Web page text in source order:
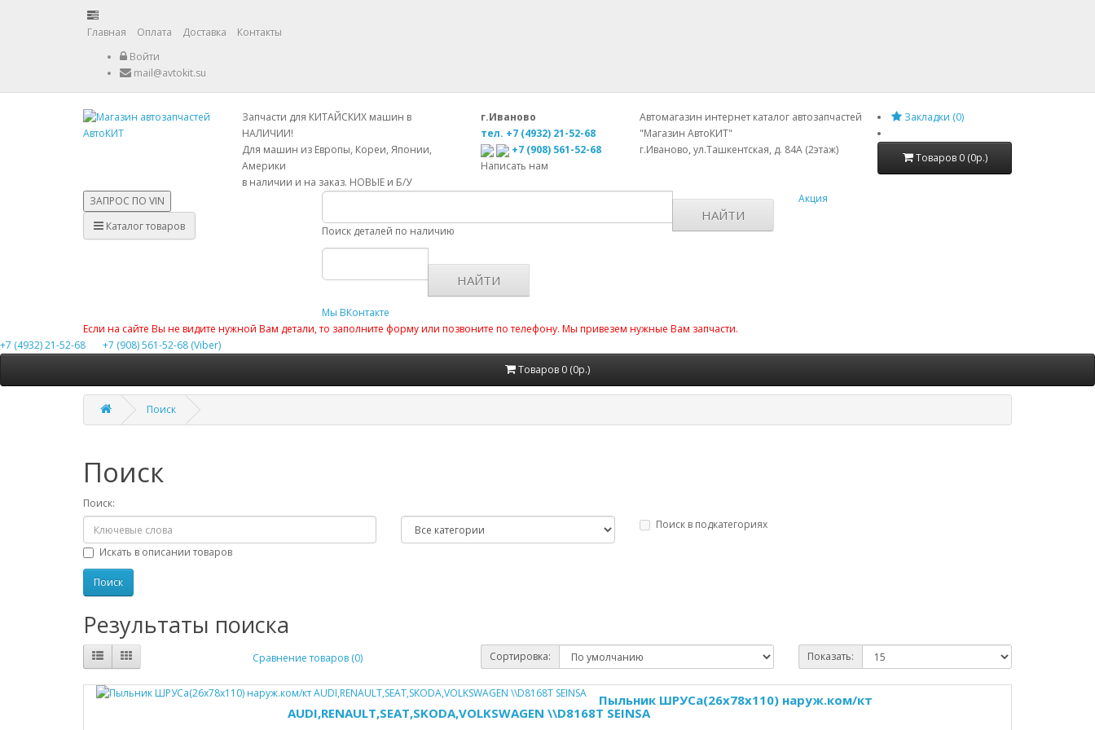
Главная Оплата Доставка
Контакты
Войти
mail@avtokit.su
Запчасти для КИТАЙСКИХ машин в
НАЛИЧИИ!
Для машин из Европы, Кореи, Японии,
Америки
в наличии и на заказ. НОВЫЕ и Б/У
г.Иваново
тел. +7 (4932) 21-52-68
+7 (908) 561-52-68
Написать нам
Автомагазин интернет каталог автозапчастей
"Магазин АвтоКИТ"
г.Иваново, ул.Ташкентская, д. 84А (2этаж)
Закладки (0)
Товаров 0 (0р.)
ЗАПРОС ПО VIN
Каталог товаров
Поиск деталей по наличию
НАЙТИ
НАЙТИ
Мы ВКонтакте
Акция
Если на сайте Вы не видите нужной Вам детали, то заполните форму или позвоните по телефону. Мы привезем нужные Вам запчасти.
+7 (4932) 21-52-68
+7 (908) 561-52-68 (Viber)
Товаров 0 (0р.)
Поиск
Поиск
Поиск:
Поиск в подкатегориях
Искать в описании товаров
Результаты поиска
Сравнение товаров (0) Сортировка: Показать:
Пыльник ШРУСа(26x78x110) наруж.ком/кт
AUDI,RENAULT,SEAT,SKODA,VOLKSWAGEN \\D8168T SEINSA